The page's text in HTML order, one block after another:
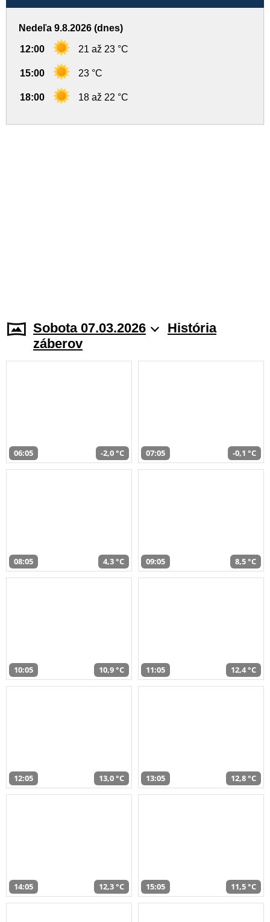
Nedeľa 9.8.2026 (dnes)
12:00 21 až 23 °C
15:00 23 °C
18:00 18 až 22 °C
Sobota 07.03.2026
História
záberov
06:05 -2,0 °C 07:05 -0,1 °C
08:05 4,3 °C 09:05 8,5 °C
10:05 10,9 °C 11:05 12,4 °C
12:05 13,0 °C 13:05 12,8 °C
14:05 12,3 °C 15:05 11,5 °C